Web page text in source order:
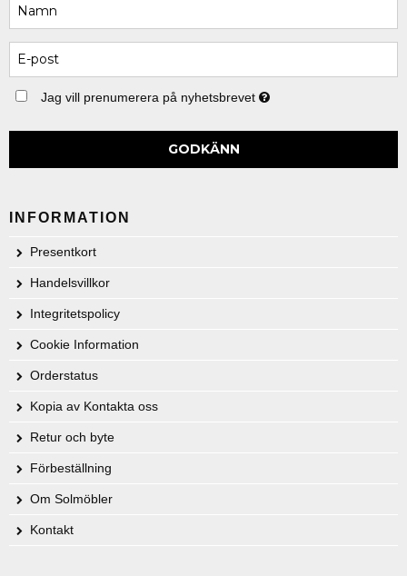
Jag vill prenumerera på nyhetsbrevet
GODKÄNN
INFORMATION
Presentkort
Handelsvillkor
Integritetspolicy
Cookie Information
Orderstatus
Kopia av Kontakta oss
Retur och byte
Förbeställning
Om Solmöbler
Kontakt